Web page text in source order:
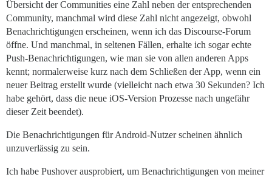
Übersicht der Communities eine Zahl neben der entsprechenden
Community, manchmal wird diese Zahl nicht angezeigt, obwohl
Benachrichtigungen erscheinen, wenn ich das Discourse-Forum
öffne. Und manchmal, in seltenen Fällen, erhalte ich sogar echte
Push-Benachrichtigungen, wie man sie von allen anderen Apps
kennt; normalerweise kurz nach dem Schließen der App, wenn ein
neuer Beitrag erstellt wurde (vielleicht nach etwa 30 Sekunden? Ich
habe gehört, dass die neue iOS-Version Prozesse nach ungefähr
dieser Zeit beendet).
Die Benachrichtigungen für Android-Nutzer scheinen ähnlich
unzuverlässig zu sein.
Ich habe Pushover ausprobiert, um Benachrichtigungen von meiner